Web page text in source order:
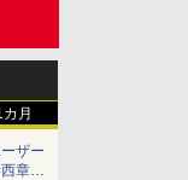
カ月
ザー
章氏